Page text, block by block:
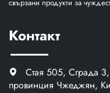
свързани продукти за
Контакт
Стая 505, Сграда
провинция Чжеджян,